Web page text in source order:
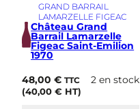
GRAND BARRAIL
LAMARZELLE FIGEAC
Château Grand
Barrail Lamarzelle
Figeac Saint-Emilion
1970
48,00€ TTC
(40,00€ HT)
2 en stock